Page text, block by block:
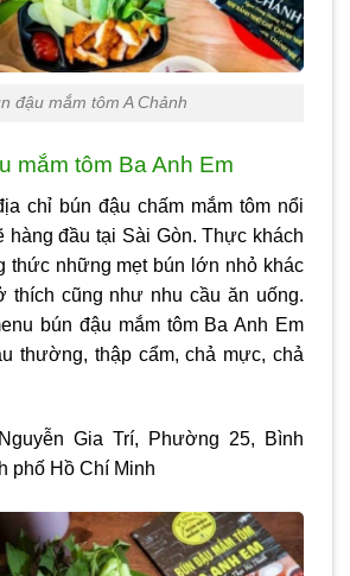
đậu mắm tôm A Chảnh
mắm tôm Ba Anh Em
chỉ bún đậu chấm mắm tôm nổi
hàng đầu tại Sài Gòn. Thực khách
thức những mẹt bún lớn nhỏ khác
thích cũng như nhu cầu ăn uống.
bún đậu mắm tôm Ba Anh Em
thường, thập cẩm, chả mực, chả
Gia Trí, Phường 25, Bình
phố Hồ Chí Minh